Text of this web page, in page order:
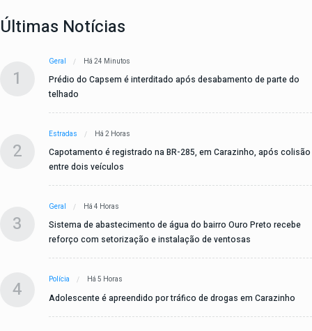
Últimas Notícias
1
Geral Há 24 Minutos
Prédio do Capsem é interditado após desabamento de parte do
telhado
2
Estradas Há 2 Horas
Capotamento é registrado na BR-285, em Carazinho, após colisão
entre dois veículos
3
Geral Há 4 Horas
Sistema de abastecimento de água do bairro Ouro Preto recebe
reforço com setorização e instalação de ventosas
4 Polícia Há 5 Horas
Adolescente é apreendido por tráfico de drogas em Carazinho